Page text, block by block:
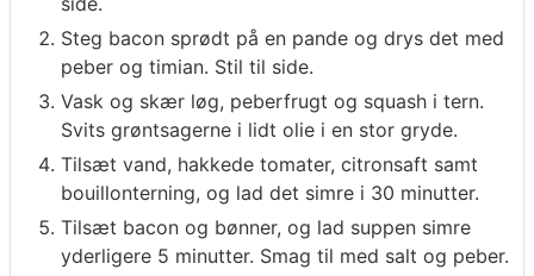
Steg bacon sprødt på en pande og drys det med
peber og timian. Stil til side.
Vask og skær løg, peberfrugt og squash i tern.
Svits grøntsagerne i lidt olie i en stor gryde.
Tilsæt vand, hakkede tomater, citronsaft samt
bouillonterning, og lad det simre i 30 minutter.
Tilsæt bacon og bønner, og lad suppen simre
yderligere 5 minutter. Smag til med salt og peber.